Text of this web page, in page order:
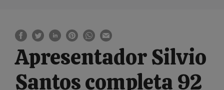
Apresentador Silvio
Santos completa 92